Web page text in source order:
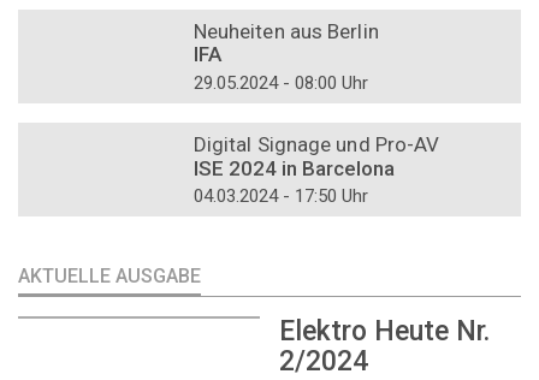
Neuheiten aus Berlin
IFA
29.05.2024 - 08:00 Uhr
Digital Signage und Pro-AV
ISE 2024 in Barcelona
04.03.2024 - 17:50 Uhr
AKTUELLE AUSGABE
Elektro Heute Nr.
2/2024